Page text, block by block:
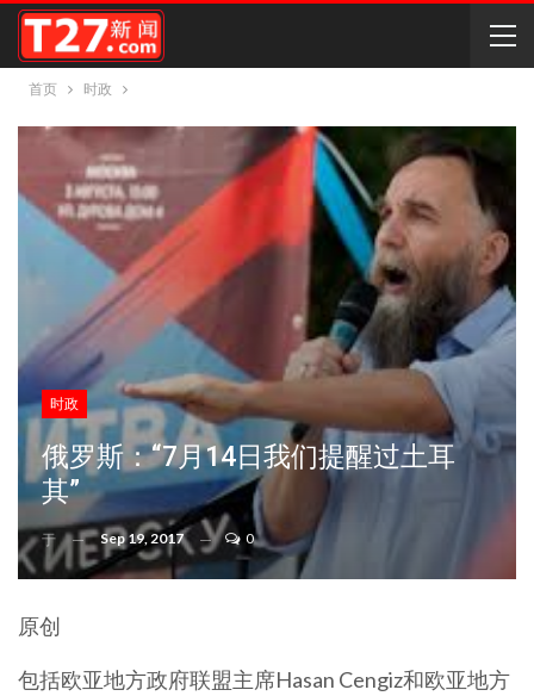
首页 时政
时政
俄罗斯：“7月14日我们提醒过土耳
其”
于 Sep 19, 2017 0
原创
包括欧亚地方政府联盟主席Hasan Cengiz和欧亚地方